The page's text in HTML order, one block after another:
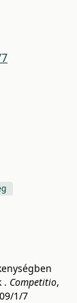
. Competitio,
1/7